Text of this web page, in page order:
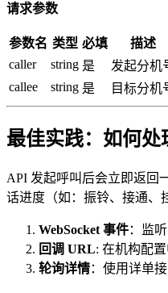
请求参数
参数名 类型 必填
描述
caller
string 是
发起分机
callee
string 是 目标分机
最佳实践：如何处
API 发起呼叫后会立即返回
话进度（如：振铃、接通、
WebSocket 事件：监听
回调 URL: 在机构配
轮询详情：使用详单